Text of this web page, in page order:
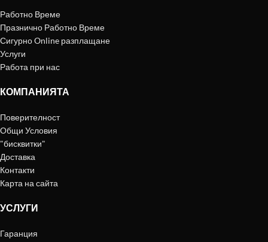
Работно Време
Празнично Работно Време
Сигурно Online разплащане
Услуги
Работа при нас
КОМПАНИЯТА
Поверителност
Общи Условия
"бисквитки"
Доставка
Контакти
Карта на сайта
УСЛУГИ
Гаранция